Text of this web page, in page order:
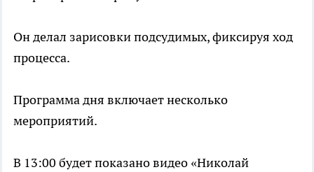
Он делал зарисовки подсудимых, фиксируя ход
процесса.
Программа дня включает несколько
мероприятий.
В 13:00 будет показано видео «Николай